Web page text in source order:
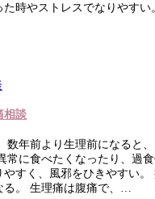
た時やストレスでなりやす
相談
数年前より生理前になると
常に食べたくなったり、過
やすく、風邪をひきやすい
。 生理痛は腹痛で、…